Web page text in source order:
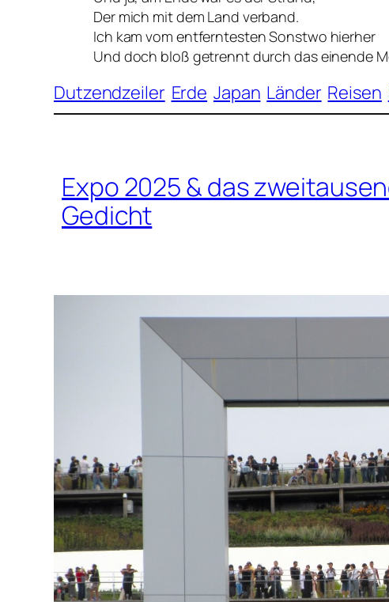
Der mich mit dem Land verband.
Ich kam vom entferntesten Sonstwo hierher
Und doch bloß getrennt durch das einende
Dutzendzeiler Erde Japan Länder Reisen
Expo 2025 & das
Gedicht